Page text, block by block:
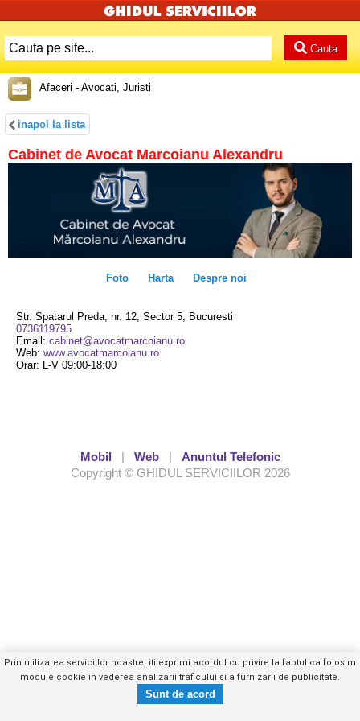
Cauta
Afaceri - Avocati, Juristi
inapoi la lista
Cabinet de Avocat Marcoianu Alexandru
Foto Harta Despre noi
Str. Spatarul Preda, nr. 12, Sector 5, Bucuresti
0736119795
Email: cabinet@avocatmarcoianu.ro
Web: www.avocatmarcoianu.ro
Orar: L-V 09:00-18:00
Trimite mesaj privat
Mobil Web| Anuntul Telefonic
Copyright © GHIDUL SERVICIILOR 2026
Prin utilizarea serviciilor noastre, iti exprimi acordul cu privire la faptul ca folosim
module cookie in vederea analizarii traficului si a furnizarii de publicitate.